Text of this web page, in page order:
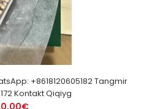
+8618120605182 Tangmir
Kontakt Qiqiyg